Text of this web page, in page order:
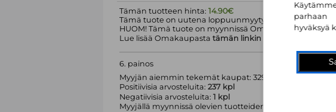
Tämän tuotteen hinta: 14.90€
Tämä tuote on uutena loppuunmyyty.
HUOM! Tämä tuote on myynnissä Omakaupassa
Lue lisää Omakaupasta tämän linkin
6. painos
Myyjän aiemmin tekemät kaupat: 329 kpl
Positiivisia arvosteluita: 237 kpl
Negatiivisia arvosteluita: 1 kpl
Myyjällä myynnissä olevien tuotteiden määrä (kts. alla):
parhaan
hyväksyä